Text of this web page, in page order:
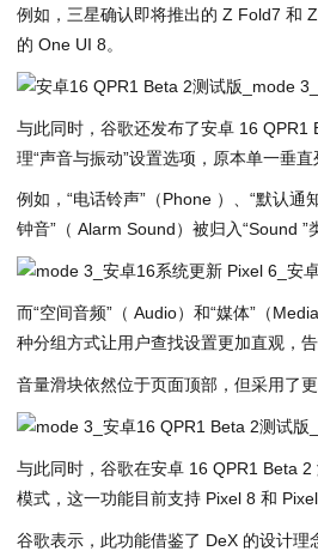
例如，三星确认即将推出的 Z Fold7 和
的 One UI 8。
与此同时，谷歌还发布了安卓 16 QPR1
理“声音与振动”设置选项，原本单一垂直
例如，“电话铃声”（Phone ）、“默认通
钟音”（ Alarm Sound）被归入“Sound ”
而“空间音频”（ Audio）和“媒体”（
种分组方式让用户查找设置更加直观，
音量滑块依然位于页面顶部，但采用了更
与此同时，谷歌在安卓 16 QPR1 Beta
模式，这一功能目前支持 Pixel 8 和 Pixel
谷歌表示，此功能借鉴了 DeX 的设计理